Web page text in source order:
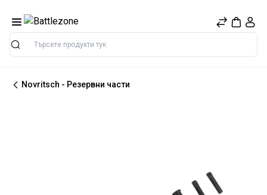
Търсене
Novritsch - Резервни части